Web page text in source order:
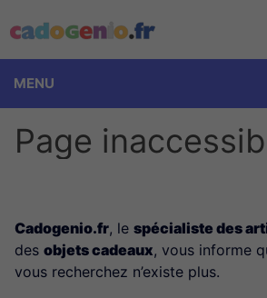
Cadogenio.fr
MENU
Page
Cadogenio.fr, le spécialiste des
des objets cadeaux, vous informe
vous recherchez n’existe plus.